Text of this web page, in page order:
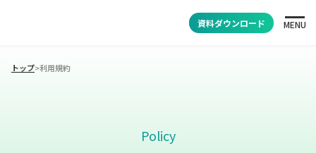
資料ダウンロード MENU
トップ>利用規約
Policy